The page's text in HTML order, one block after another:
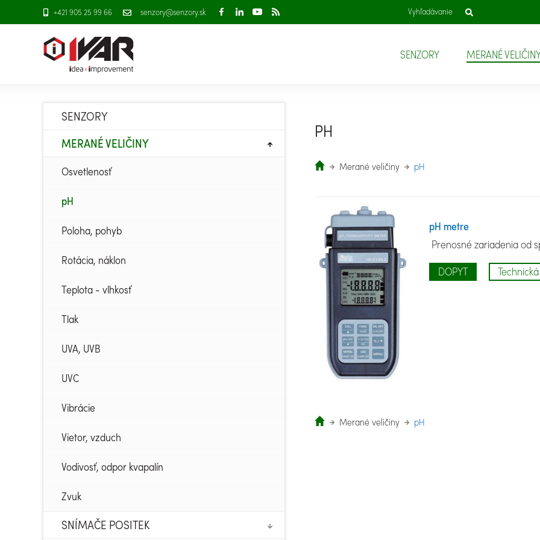
+421 905 25 99 66 senzory@senzory.sk
SENZORY MERANÉ
PH
Merané veličiny pH
pH metre
Prenosné zariadenia od
DOPYT
Merané veličiny pH
SENZORY
MERANÉ VELIČINY
Osvetlenosť
pH
Poloha, pohyb
Rotácia, náklon
Teplota - vlhkosť
Tlak
UVA, UVB
UVC
Vibrácie
Vietor, vzduch
Vodivosť, odpor kvapalín
Zvuk
SNÍMAČE POSITEK